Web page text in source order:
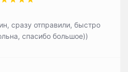
сразу отправили, быстро
спасибо большое))